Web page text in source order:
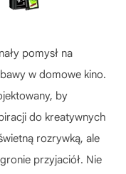
pomysł na
w domowe kino.
by
do kreatywnych
rozrywką, ale
przyjaciół. Nie